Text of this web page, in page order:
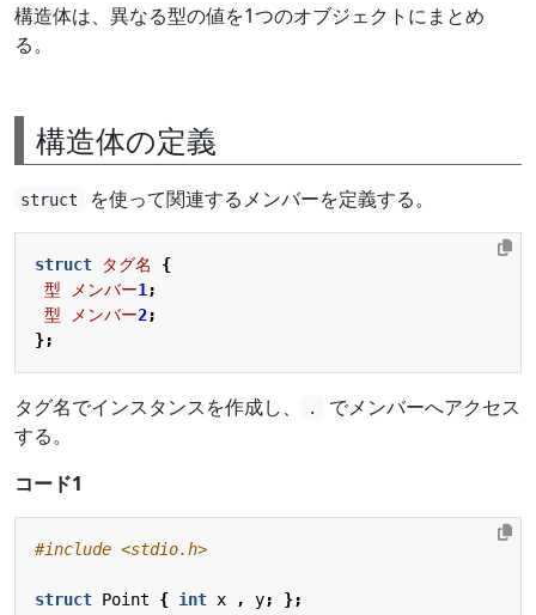
構造体は、異なる型の値を1つのオブジェクトにまとめ
る。
構造体の定義
struct を使って関連するメンバーを定義する。
struct タグ名
{
型
メンバー1 ;
型
メンバー2;
};
タグ名でインスタンスを作成し、 .
でメンバーへアクセス
する。
コード1
#include <stdio.h>
struct Point { int x , y; };